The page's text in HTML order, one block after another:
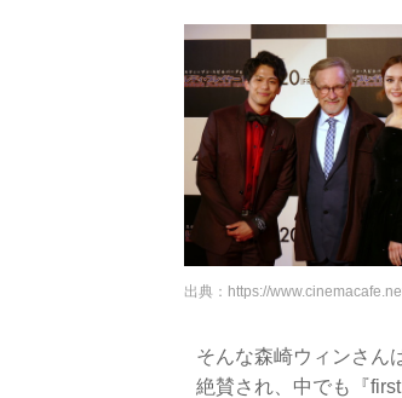
出典： https://
そんな森崎ウィンさん
絶賛され、中でも『